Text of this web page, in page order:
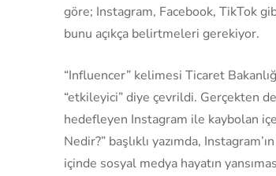
göre; Instagram, Facebook, TikTok
bunu açıkça belirtmeleri gerekiyor.
“Influencer” kelimesi Ticaret
“etkileyici” diye çevrildi. Gerçekten
hedefleyen Instagram ile kaybolan
Nedir?” başlıklı yazımda,
içinde sosyal medya hayatın